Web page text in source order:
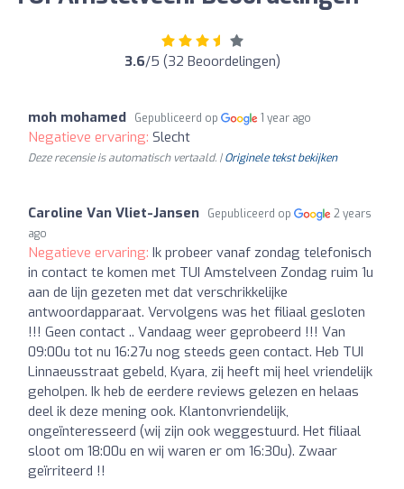
3.6/5 (32 Beoordelingen)
moh mohamed Gepubliceerd op 1 year ago
Negatieve ervaring: Slecht
Deze recensie is automatisch vertaald. |Originele tekst bekijken
Caroline Van Vliet-Jansen Gepubliceerd op
2 years
ago
Negatieve ervaring: Ik probeer vanaf zondag telefonisch
in contact te komen met TUI Amstelveen Zondag ruim 1u
aan de lijn gezeten met dat verschrikkelijke
antwoordapparaat. Vervolgens was het filiaal gesloten
!!! Geen contact .. Vandaag weer geprobeerd !!! Van
09:00u tot nu 16:27u nog steeds geen contact. Heb TUI
Linnaeusstraat gebeld, Kyara, zij heeft mij heel vriendelijk
geholpen. Ik heb de eerdere reviews gelezen en helaas
deel ik deze mening ook. Klantonvriendelijk,
ongeïnteresseerd (wij zijn ook weggestuurd. Het filiaal
sloot om 18:00u en wij waren er om 16:30u). Zwaar
geïrriteerd !!